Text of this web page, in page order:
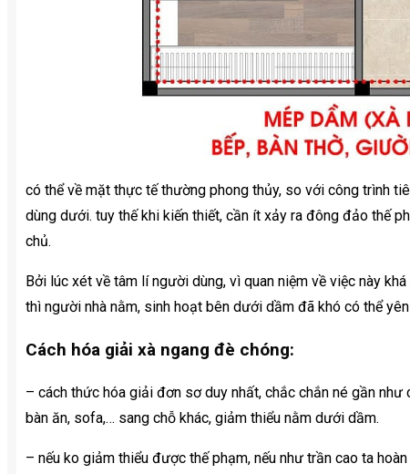
có thể về mặt thực tế thường phong thủy, so với công trình
dùng dưới. tuy thế khi kiến thiết, cần ít xảy ra đông đảo thế
chủ.
Bởi lúc xét về tâm lí người dùng, vì quan niệm về việc này
thì người nhà nằm, sinh hoạt bên dưới dầm đã khó có thể
Cách hóa giải xà ngang đè chóng:
– cách thức hóa giải đơn sơ duy nhất, chắc chắn né gần
bàn ăn, sofa,… sang chỗ khác, giảm thiểu nằm dưới dầm.
– nếu ko giảm thiểu được thế phạm, nếu như trần cao ta